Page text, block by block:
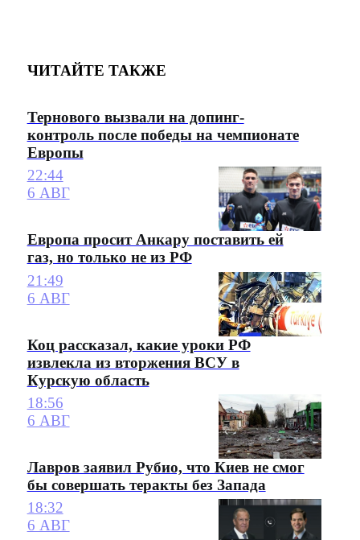
ЧИТАЙТЕ ТАКЖЕ
Тернового вызвали на допинг-
контроль после победы на чемпионате
Европы
22:44
6 АВГ
Европа просит Анкару поставить ей
газ, но только не из РФ
21:49
6 АВГ
Коц рассказал, какие уроки РФ
извлекла из вторжения ВСУ в
Курскую область
18:56
6 АВГ
Лавров заявил Рубио, что Киев не смог
бы совершать теракты без Запада
18:32
6 АВГ